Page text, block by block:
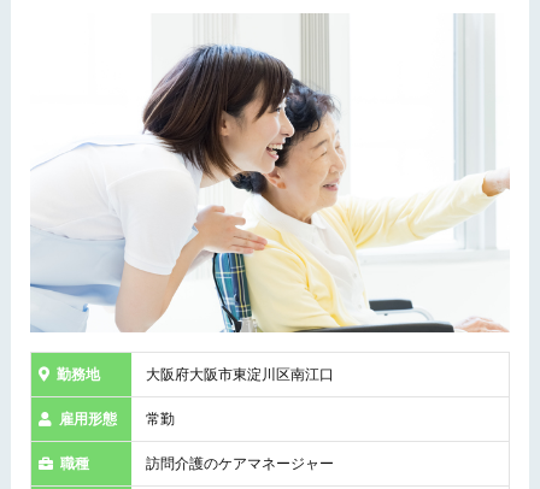
勤務地 大阪府大阪市東淀川区南江口
雇用形態 常勤
職種 訪問介護のケアマネージャー